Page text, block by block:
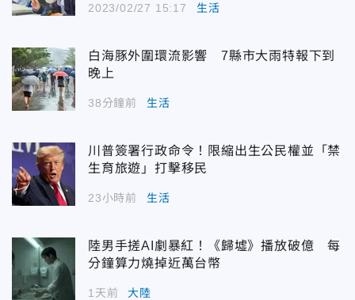
2023/02/27 15:17 生活
白海豚外圍環流影響 7縣市大雨特報下到
晚上
38分鐘前 生活
川普簽署行政命令！限縮出生公民權並「禁
生育旅遊」打擊移民
23小時前 生活
陸男手搓AI劇暴紅！《歸墟》播放破億 每
分鐘算力燒掉近萬台幣
1天前 大陸